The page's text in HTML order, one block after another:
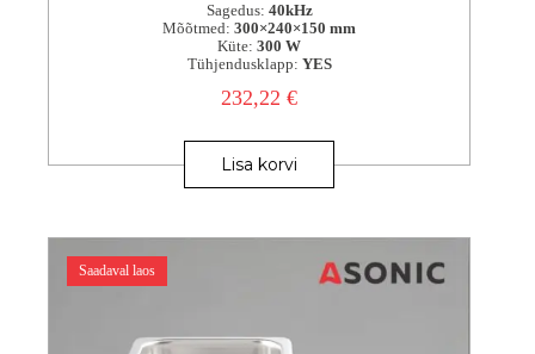
Sagedus: 40kHz
Mõõtmed: 300×240×150 mm
Küte: 300 W
Tühjendusklapp: YES
232,22€
Lisa korvi
Saadaval laos